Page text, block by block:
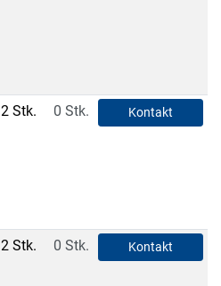
2 Stk. 0 Stk. Kontakt
2 Stk. 0 Stk. Kontakt